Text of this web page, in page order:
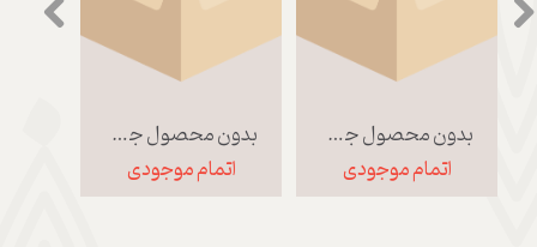
بدون محصول جهت نمایش
اتمام موجودی
بدون محصول جهت نمایش
اتمام موجودی